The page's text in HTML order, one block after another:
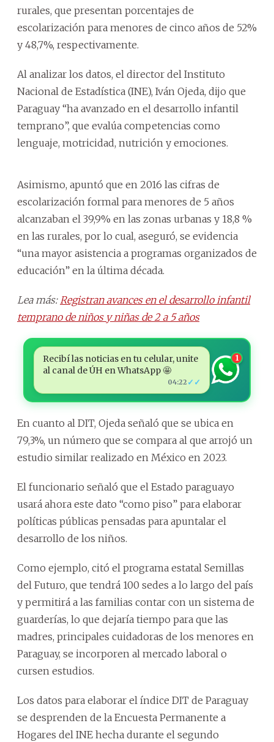
rurales, que presentan porcentajes de
escolarización para menores de cinco años de 52%
y 48,7%, respectivamente.
Al analizar los datos, el director del Instituto
Nacional de Estadística (INE), Iván Ojeda, dijo que
Paraguay “ha avanzado en el desarrollo infantil
temprano”, que evalúa competencias como
lenguaje, motricidad, nutrición y emociones.
Asimismo, apuntó que en 2016 las cifras de
escolarización formal para menores de 5 años
alcanzaban el 39,9% en las zonas urbanas y 18,8 %
en las rurales, por lo cual, aseguró, se evidencia
“una mayor asistencia a programas organizados de
educación” en la última década.
Lea más: Registran avances en el desarrollo infantil
temprano de niños y niñas de 2 a 5 años
Recibí las noticias en tu celular, unite
al canal de ÚH en WhatsApp 🤩
04:22 ✓✓
1
En cuanto al DIT, Ojeda señaló que se ubica en
79,3%, un número que se compara al que arrojó un
estudio similar realizado en México en 2023.
El funcionario señaló que el Estado paraguayo
usará ahora este dato “como piso” para elaborar
políticas públicas pensadas para apuntalar el
desarrollo de los niños.
Como ejemplo, citó el programa estatal Semillas
del Futuro, que tendrá 100 sedes a lo largo del país
y permitirá a las familias contar con un sistema de
guarderías, lo que dejaría tiempo para que las
madres, principales cuidadoras de los menores en
Paraguay, se incorporen al mercado laboral o
cursen estudios.
Los datos para elaborar el índice DIT de Paraguay
se desprenden de la Encuesta Permanente a
Hogares del INE hecha durante el segundo